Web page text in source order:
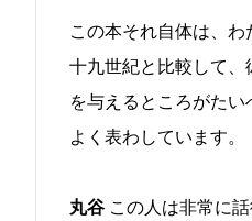
この本それ自体は、
十九世紀と比較して
を与えるところがた
よく表わしています。
丸谷 この人は非常に